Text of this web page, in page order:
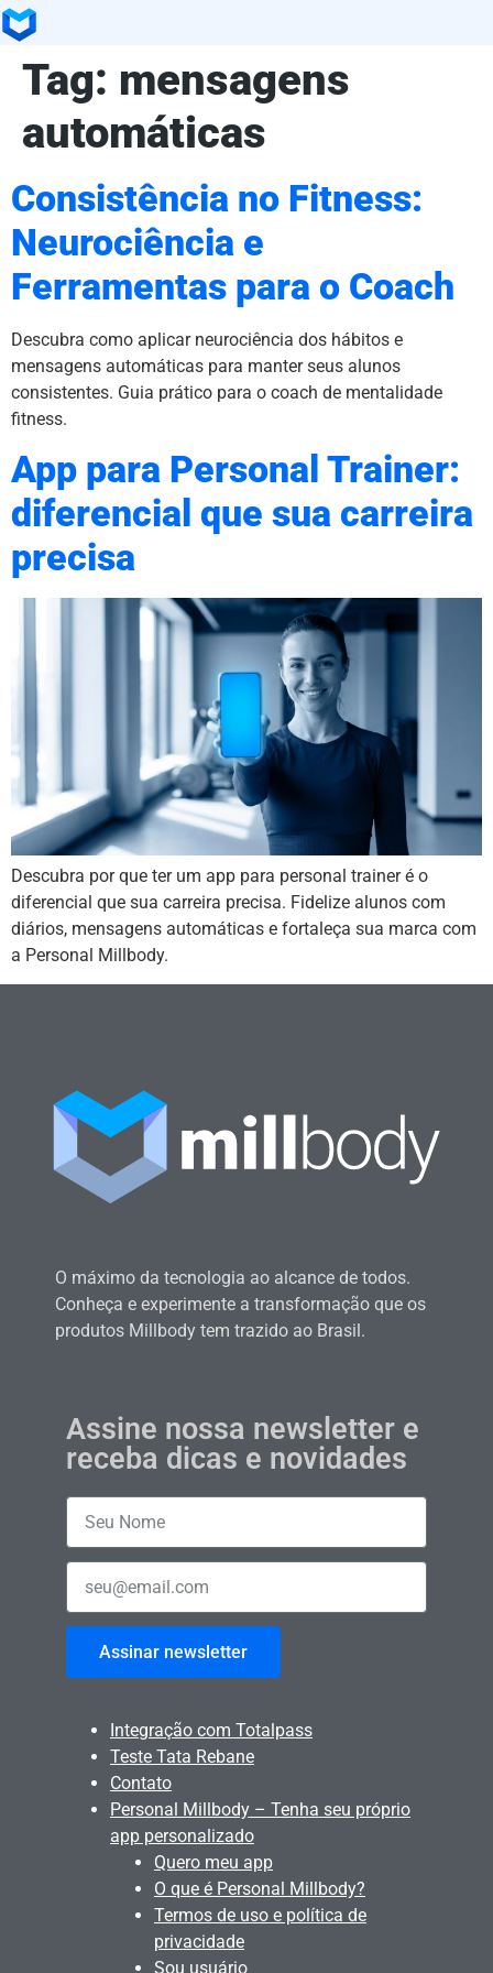
Tag: mensagens
automáticas
Consistência no Fitness:
Neurociência e
Ferramentas para o Coach
Descubra como aplicar neurociência dos hábitos e
mensagens automáticas para manter seus alunos
consistentes. Guia prático para o coach de mentalidade
fitness.
App para Personal Trainer:
diferencial que sua carreira
precisa
Descubra por que ter um app para personal trainer é o
diferencial que sua carreira precisa. Fidelize alunos com
diários, mensagens automáticas e fortaleça sua marca com
a Personal Millbody.
O máximo da tecnologia ao alcance de todos.
Conheça e experimente a transformação que os
produtos Millbody tem trazido ao Brasil.
Assine nossa newsletter e
receba dicas e novidades
Assinar newsletter
Integração com Totalpass
Teste Tata Rebane
Contato
Personal Millbody – Tenha seu próprio
app personalizado
Quero meu app
O que é Personal Millbody?
Termos de uso e política de
privacidade
Sou usuário